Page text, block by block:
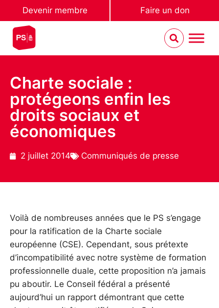
Devenir membre Faire un don
Charte sociale :
protégeons enfin les
droits sociaux et
économiques
2 juillet 2014 Communiqués de presse
Voilà de nombreuses années que le PS s’engage
pour la ratification de la Charte sociale
européenne (CSE). Cependant, sous prétexte
d’incompatibilité avec notre système de formation
professionnelle duale, cette proposition n’a jamais
pu aboutir. Le Conseil fédéral a présenté
aujourd’hui un rapport démontrant que cette